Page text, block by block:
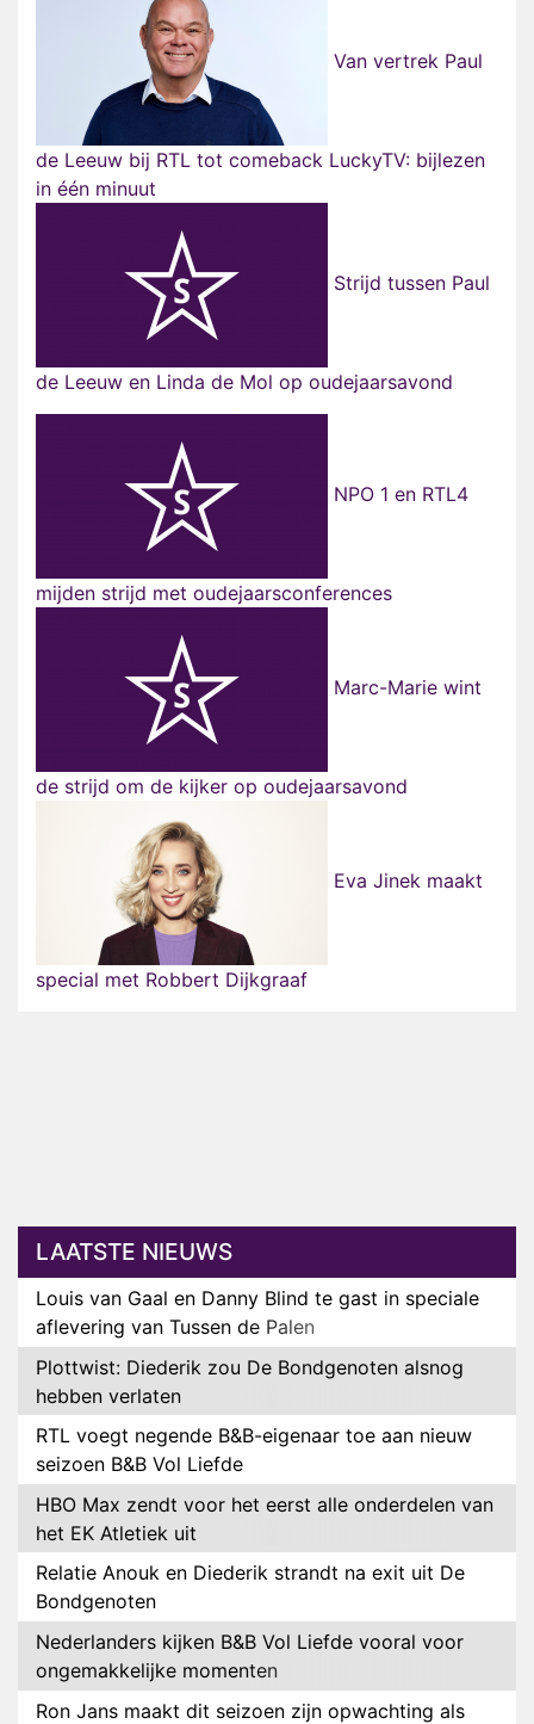
Van vertrek Paul
de Leeuw bij RTL tot comeback LuckyTV: bijlezen
in één minuut
Strijd tussen Paul
de Leeuw en Linda de Mol op oudejaarsavond
NPO 1 en RTL4
mijden strijd met oudejaarsconferences
Marc-Marie wint
de strijd om de kijker op oudejaarsavond
Eva Jinek maakt
special met Robbert Dijkgraaf
LAATSTE NIEUWS
Louis van Gaal en Danny Blind te gast in speciale
aflevering van Tussen de Palen
Plottwist: Diederik zou De Bondgenoten alsnog
hebben verlaten
RTL voegt negende B&B-eigenaar toe aan nieuw
seizoen B&B Vol Liefde
HBO Max zendt voor het eerst alle onderdelen van
het EK Atletiek uit
Relatie Anouk en Diederik strandt na exit uit De
Bondgenoten
Nederlanders kijken B&B Vol Liefde vooral voor
ongemakkelijke momenten
Ron Jans maakt dit seizoen zijn opwachting als